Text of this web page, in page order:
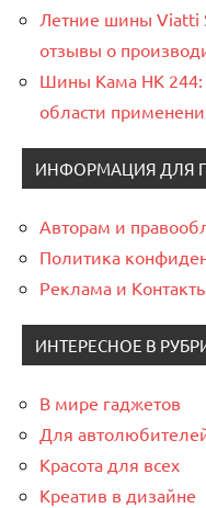
Летние шины Viatti
отзывы о
Шины Кама НК 244:
области
ИНФОРМАЦИЯ ДЛЯ
Авторам и
Политика
Реклама и
ИНТЕРЕСНОЕ В
В мире гаджетов
Для
Красота для всех
Креатив в дизайне